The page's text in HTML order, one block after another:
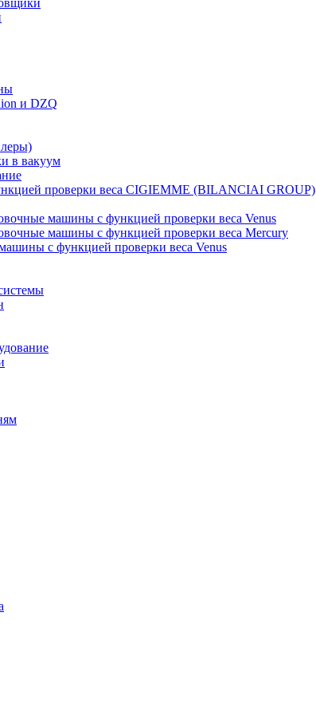
и DZQ
в вакуум
проверки веса CIGIEMME (BILANCIAI GROUP)
машины с функцией проверки веса Venus
машины с функцией проверки веса Mercury
с функцией проверки веса Venus